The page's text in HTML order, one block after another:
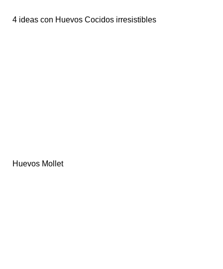
4 ideas con Huevos Cocidos irresistibles
Huevos Mollet